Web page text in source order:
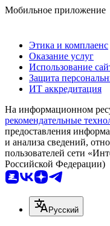
Мобильное приложение
Этика и комплаенс
Оказание услуг
Использование
Защита
ИТ аккредитация
На информационном
рекомендательные
предоставления
и анализа сведений,
пользователей сети
Российской Федерации)
Русский